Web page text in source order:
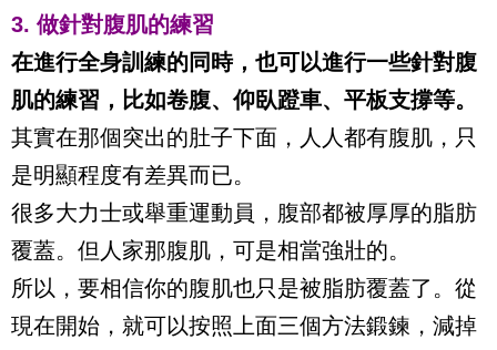
3. 做針對腹肌的練習
在進行全身訓練的同時，也可以進行一些針對腹
肌的練習，比如卷腹、仰臥蹬車、平板支撐等。
其實在那個突出的肚子下面，人人都有腹肌，只
是明顯程度有差異而已。
很多大力士或舉重運動員，腹部都被厚厚的脂肪
覆蓋。但人家那腹肌，可是相當強壯的。
所以，要相信你的腹肌也只是被脂肪覆蓋了。從
現在開始，就可以按照上面三個方法鍛鍊，減掉